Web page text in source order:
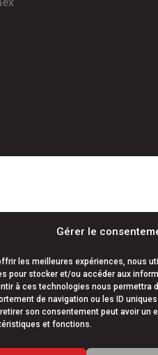
Gérer le
les meilleures expériences, nous
pour stocker et/ou accéder aux
à ces technologies nous permettra
de navigation ou les ID
son consentement peut avoir un
et fonctions.